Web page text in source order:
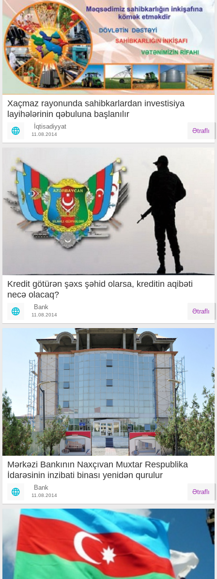
Xaçmaz rayonunda sahibkarlardan investisiya
layihələrinin qəbuluna başlanılır
İqtisadiyyat
11.08.2014 Ətraflı
Kredit götürən şəxs şəhid olarsa, kreditin aqibəti
necə olacaq?
Bank
11.08.2014 Ətraflı
Mərkəzi Bankının Naxçıvan Muxtar Respublika
İdarəsinin inzibati binası yenidən qurulur
Bank
11.08.2014 Ətraflı